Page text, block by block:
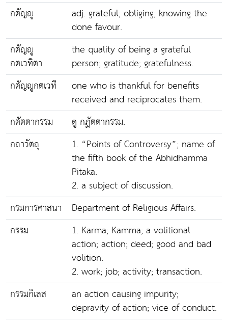
กตัญญู
adj. grateful; obliging; knowing the
done favour.
กตัญญู
กตเวทิตา
the quality of being a grateful
person; gratitude; gratefulness.
กตัญญูกตเวที
one who is thankful for benefits
received and reciprocates them.
กตัตตากรรม
ดู กฏัตตากรรม.
กถาวัตถุ
1. “Points of Controversy”; name of
the fifth book of the Abhidhamma
Pitaka.
2. a subject of discussion.
กรมการศาสนา
Department of Religious Affairs.
กรรม
1. Karma; Kamma; a volitional
action; action; deed; good and bad
volition.
2. work; job; activity; transaction.
กรรมกิเลส
an action causing impurity;
depravity of action; vice of conduct.